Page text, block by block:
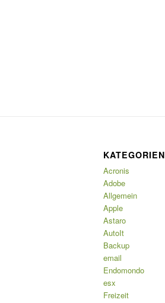
KATEGORIEN
Acronis
Adobe
Allgemein
Apple
Astaro
AutoIt
Backup
email
Endomondo
esx
Freizeit